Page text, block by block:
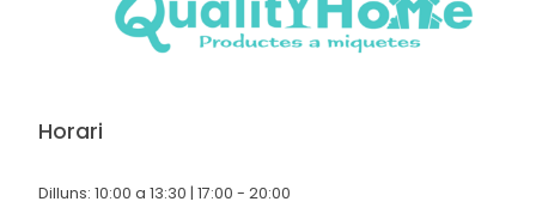
Horari
Dilluns: 10:00 a 13:30 | 17:00 - 20:00